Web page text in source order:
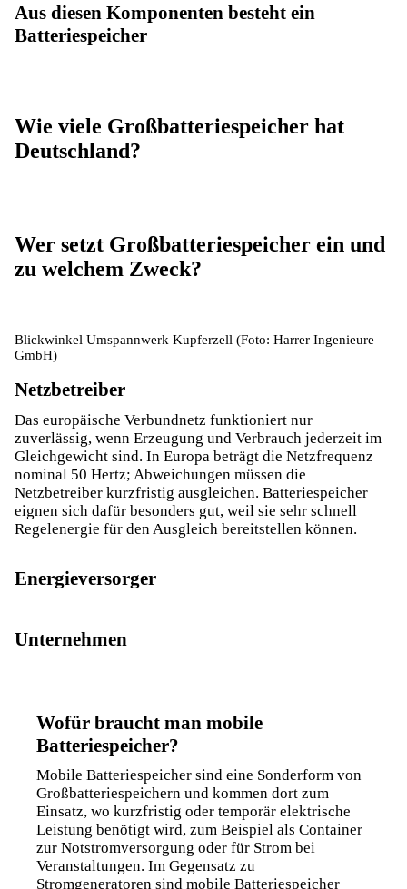
Aus diesen Komponenten besteht ein
Batteriespeicher
Wie viele Großbatteriespeicher hat
Deutschland?
Wer setzt Großbatteriespeicher ein und
zu welchem Zweck?
Blickwinkel Umspannwerk Kupferzell (Foto: Harrer Ingenieure
GmbH)
Netzbetreiber
Das europäische Verbundnetz funktioniert nur
zuverlässig, wenn Erzeugung und Verbrauch jederzeit im
Gleichgewicht sind. In Europa beträgt die Netzfrequenz
nominal 50 Hertz; Abweichungen müssen die
Netzbetreiber kurzfristig ausgleichen. Batteriespeicher
eignen sich dafür besonders gut, weil sie sehr schnell
Regelenergie für den Ausgleich bereitstellen können.
Energieversorger
Unternehmen
Wofür braucht man mobile
Batteriespeicher?
Mobile Batteriespeicher sind eine Sonderform von
Großbatteriespeichern und kommen dort zum
Einsatz, wo kurzfristig oder temporär elektrische
Leistung benötigt wird, zum Beispiel als Container
zur Notstromversorgung oder für Strom bei
Veranstaltungen. Im Gegensatz zu
Stromgeneratoren sind mobile Batteriespeicher